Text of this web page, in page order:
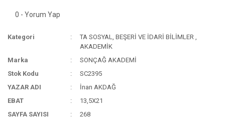
0 - Yorum Yap
Kategori TA SOSYAL, BEŞERİ VE İDARİ BİLİMLER ,
AKADEMİK
Marka
SONÇAĞ AKADEMİ
Stok Kodu
SC2395
YAZAR ADI
İnan AKDAĞ
EBAT
13,5X21
SAYFA SAYISI
268